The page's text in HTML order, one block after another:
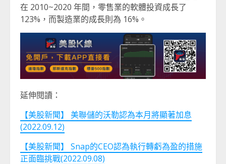
在 2010~2020 年間，零售業的軟體投資成長了
123%，而製造業的成長則為 16%。
延伸閱讀：
【美股新聞】 美聯儲的沃勒認為本月將顯著加息
(2022.09.12)
【美股新聞】 Snap的CEO認為執行轉虧為盈的措施
正面臨挑戰(2022.09.08)